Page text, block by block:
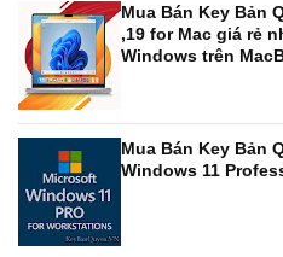
Mua Bán Key Bản
,19 for Mac giá rẻ
Windows trên
Mua Bán Key Bản
Windows 11